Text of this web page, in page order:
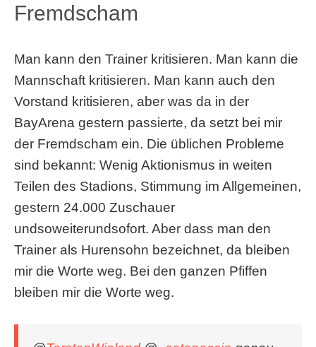
Fremdscham
Man kann den Trainer kritisieren. Man kann die
Mannschaft kritisieren. Man kann auch den
Vorstand kritisieren, aber was da in der
BayArena gestern passierte, da setzt bei mir
der Fremdscham ein. Die üblichen Probleme
sind bekannt: Wenig Aktionismus in weiten
Teilen des Stadions, Stimmung im Allgemeinen,
gestern 24.000 Zuschauer
undsoweiterundsofort. Aber dass man den
Trainer als Hurensohn bezeichnet, da bleiben
mir die Worte weg. Bei den ganzen Pfiffen
bleiben mir die Worte weg.